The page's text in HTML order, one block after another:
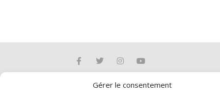
Gérer le consentement
Copyright 2026 - Conseil démocratique kurde en France -